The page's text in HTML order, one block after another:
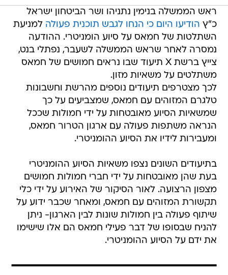
ראש הממשלה בנימין נתניהו ושר הביטחון ישראל
כ"ץ הודיעו היום כי הנחו לגבש תוכנית פעולה למניעת
השתלטות של חמאס על סיוע הומניטרי. ההודעה
נמסרה לאחר שראש הממשלה לשעבר, נפתלי בנט,
צייץ ברשת X תיעוד שבו נראים חמושים של חמאס
משתלטים על משאיות מזון.
לכך מצטרפים תיעודים נוספים מהרשת וחשבונות
טלגרם המזוהים עם חמאס, שמצביעים על כך
שמשאיות הסיוע מאובטחות על ידי חמולות שככל
הנראה משתפות פעולה עם ארגון הטרור חמאס,
ומעבירות לידיו את הסיוע ההומניטרי.
בתיעודים השונים נצפו משאיות הסיוע ההומניטרי
בעת שהן מאובטחות על ידי חברי חמולות חמושים
מצפון הרצועה. לאור הסיקור של האירוע על ידי כלי
תקשורת המזוהים עם חמאס, ומאחר שכבר ידוע על
שיתוף פעולה בין חמולות שונות לבין הארגון- ניתן
להניח שבסופו של דבר פעילי חמאס הם אלו שישימו
את ידם על הסיוע ההומניטרי.